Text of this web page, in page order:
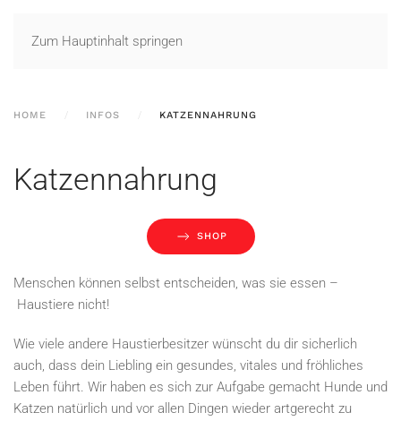
Zum Hauptinhalt springen
HOME INFOS KATZENNAHRUNG
Katzennahrung
SHOP
Menschen können selbst entscheiden, was sie essen –
Haustiere nicht!
Wie viele andere Haustierbesitzer wünscht du dir sicherlich
auch, dass dein Liebling ein gesundes, vitales und fröhliches
Leben führt. Wir haben es sich zur Aufgabe gemacht Hunde und
Katzen natürlich und vor allen Dingen wieder artgerecht zu